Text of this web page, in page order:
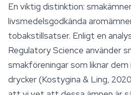
En viktig distinktion:
livsmedelsgodkända
tobakstillsatser. Enligt en
Regulatory Science använder
smakföreningar som liknar
drycker (Kostygina & Ling,